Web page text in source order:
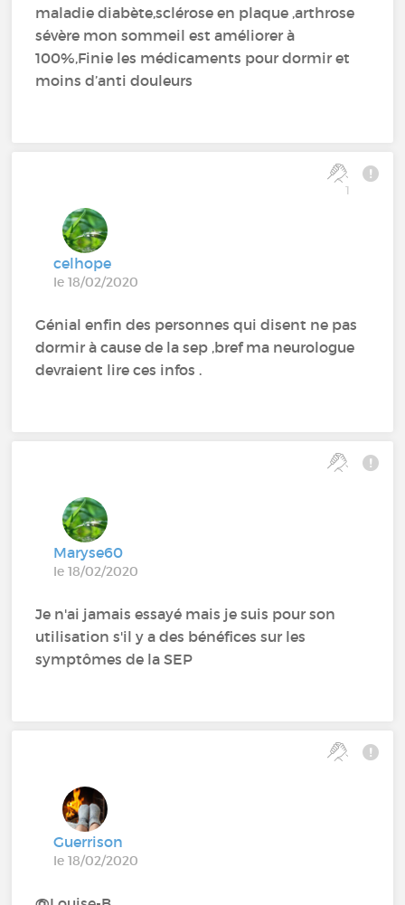
maladie diabète,sclérose en plaque ,arthrose
sévère mon sommeil est améliorer à
100%,Finie les médicaments pour dormir et
moins d’anti douleurs
1
celhope
le 18/02/2020
Génial enfin des personnes qui disent ne pas
dormir à cause de la sep ,bref ma neurologue
devraient lire ces infos .
Maryse60
le 18/02/2020
Je n'ai jamais essayé mais je suis pour son
utilisation s'il y a des bénéfices sur les
symptômes de la SEP
Guerrison
le 18/02/2020